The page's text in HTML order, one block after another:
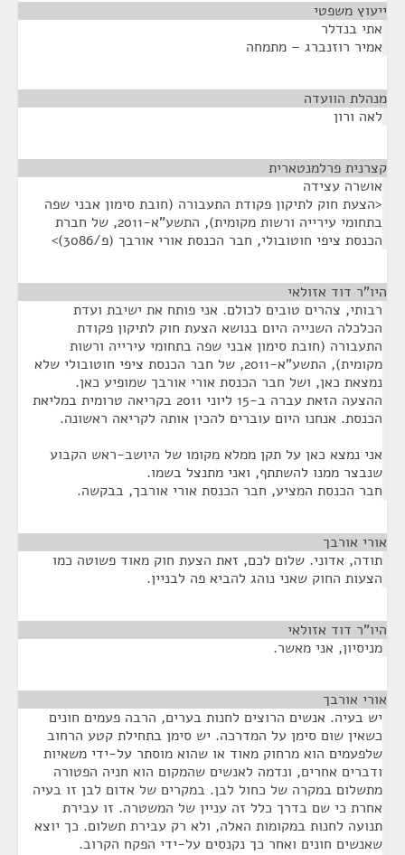
ייעוץ משפטי
אתי בנדלר
אמיר רוזנברג – מתמחה
מנהלת הוועדה
לאה ורון
קצרנית פרלמנטארית
אושרה עצידה
<הצעת חוק לתיקון פקודת התעבורה (חובת סימון אבני שפה
בתחומי עירייה ורשות מקומית), התשע"א-2011, של חברת
הכנסת ציפי חוטובולי, חבר הכנסת אורי אורבך (פ/3086)>
היו"ר דוד אזולאי
רבותי, צהרים טובים לכולם. אני פותח את ישיבת ועדת
הכלכלה השנייה היום בנושא הצעת חוק לתיקון פקודת
התעבורה (חובת סימון אבני שפה בתחומי עירייה ורשות
מקומית), התשע"א-2011, של חבר הכנסת ציפי חוטובולי שלא
נמצאת כאן, ושל חבר הכנסת אורי אורבך שמופיע כאן.
ההצעה הזאת עברה ב-15 ליוני 2011 בקריאה טרומית במליאת
הכנסת. אנחנו היום עוברים להכין אותה לקריאה ראשונה.
אני נמצא כאן על תקן ממלא מקומו של היושב-ראש הקבוע
שנבצר ממנו להשתתף, ואני מתנצל בשמו.
חבר הכנסת המציע, חבר הכנסת אורי אורבך, בבקשה.
אורי אורבך
תודה, אדוני. שלום לכם, זאת הצעת חוק מאוד פשוטה כמו
הצעות החוק שאני נוהג להביא פה לבניין.
היו"ר דוד אזולאי
מניסיון, אני מאשר.
אורי אורבך
יש בעיה. אנשים הרוצים לחנות בערים, הרבה פעמים חונים
כשאין שום סימן על המדרכה. יש סימן בתחילת קטע הרחוב
שלפעמים הוא מרחוק מאוד או שהוא מוסתר על-ידי משאיות
ודברים אחרים, ונדמה לאנשים שהמקום הוא חניה הפטורה
מתשלום במקרה של כחול לבן. במקרים של אדום לבן זו בעיה
אחרת כי שם בדרך כלל זה עניין של המשטרה. זו עבירת
תנועה לחנות במקומות האלה, ולא רק עבירת תשלום. כך יוצא
שאנשים חונים ואחר כך נקנסים על-ידי הפקח הקרוב.